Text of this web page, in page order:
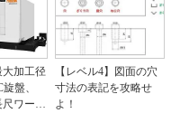
大加工径
盤、
ワーク
【レベル4】図面の穴
寸法の表記を攻略せ
よ！